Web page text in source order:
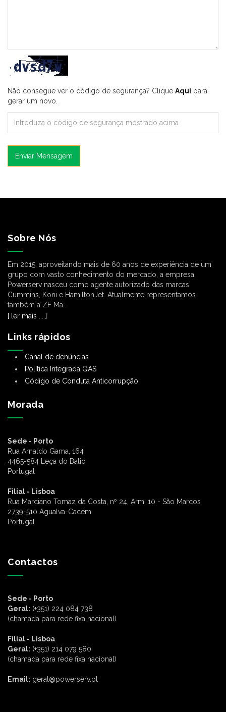
Não consegue ver o código de segurança? Clique Aqui para
gerar um novo.
Enviar Mensagem
Sobre Nós
Em 2015, aproveitando mais de 60 anos de experiência de um
grupo com vasto conhecimento do mercado, a empresa
Powerserv nasceu como agente autorizado das marcas
Cummins, Koni e HamiltonJet. Atualmente representamos
também a ZF Ma...
[ ler mais ... ]
Links rápidos
Canal de denúncias
Política Integrada QAS
Código de Conduta Anticorrupção
Morada
Sede - Porto
Rua Arnaldo Gama, 164
4465-584 Leça do Balio
Portugal
Filial - Lisboa
Rua Marciano Tomaz da Costa, nº 24, Arm. 10 - São Marcos
2739-510 Agualva-Cacém
Portugal
Contactos
Sede - Porto
Geral: (+351) 224 084 738
(chamada para rede fixa nacional)
Filial - Lisboa
Geral: (+351) 214 079 580
(chamada para rede fixa nacional)
Email: geral@powerserv.pt